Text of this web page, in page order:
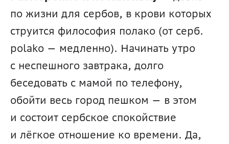
по жизни для сербов, в крови которых
струится философия полако (от серб.
polako — медленно). Начинать утро
с неспешного завтрака, долго
беседовать с мамой по телефону,
обойти весь город пешком — в этом
и состоит сербское спокойствие
и лёгкое отношение ко времени. Да,